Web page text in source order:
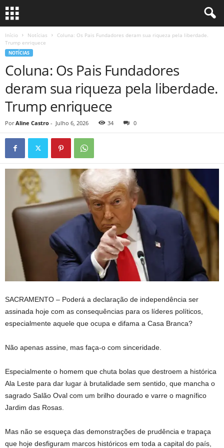
Início Notícias
Coluna: Os Pais Fundadores deram sua riqueza pela liberdade.
Trump enriquece
NOTÍCIAS
Coluna: Os Pais Fundadores
deram sua riqueza pela liberdade.
Trump enriquece
Por Aline Castro - Julho 6, 2026 34 0
SACRAMENTO – Poderá a declaração de independência ser
assinada hoje com as consequências para os líderes políticos,
especialmente aquele que ocupa e difama a Casa Branca?
Não apenas assine, mas faça-o com sinceridade.
Especialmente o homem que chuta bolas que destroem a histórica
Ala Leste para dar lugar à brutalidade sem sentido, que mancha o
sagrado Salão Oval com um brilho dourado e varre o magnífico
Jardim das Rosas.
Mas não se esqueça das demonstrações de prudência e trapaça
que hoje desfiguram marcos históricos em toda a capital do país,